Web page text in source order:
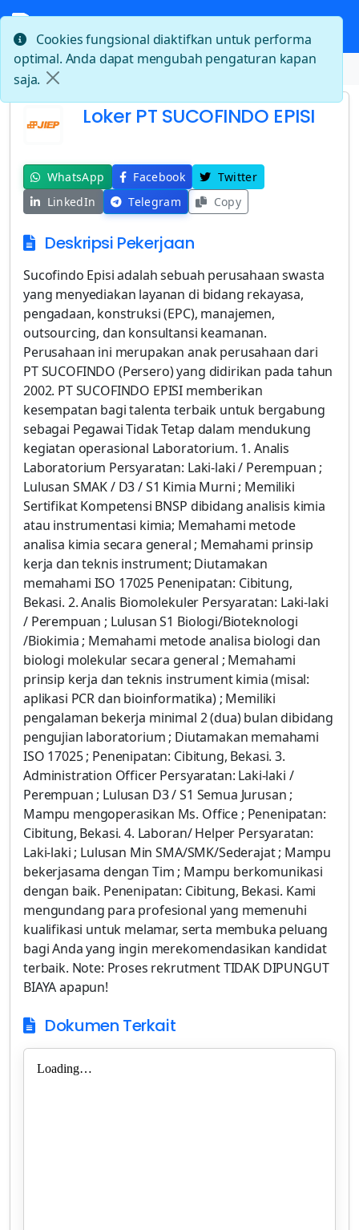
Beranda Loker PT SUCOFINDO EPISI
Loker PT SUCOFINDO EPISI
WhatsApp Facebook
Twitter
LinkedIn
Telegram Copy
Deskripsi Pekerjaan
Sucofindo Episi adalah sebuah perusahaan swasta
yang menyediakan layanan di bidang rekayasa,
pengadaan, konstruksi (EPC), manajemen,
outsourcing, dan konsultansi keamanan.
Perusahaan ini merupakan anak perusahaan dari
PT SUCOFINDO (Persero) yang didirikan pada tahun
2002. PT SUCOFINDO EPISI memberikan
kesempatan bagi talenta terbaik untuk bergabung
sebagai Pegawai Tidak Tetap dalam mendukung
kegiatan operasional Laboratorium. 1. Analis
Laboratorium Persyaratan: Laki-laki / Perempuan ;
Lulusan SMAK / D3 / S1 Kimia Murni ; Memiliki
Sertifikat Kompetensi BNSP dibidang analisis kimia
atau instrumentasi kimia; Memahami metode
analisa kimia secara general ; Memahami prinsip
kerja dan teknis instrument; Diutamakan
memahami ISO 17025 Penenipatan: Cibitung,
Bekasi. 2. Analis Biomolekuler Persyaratan: Laki-laki
/ Perempuan ; Lulusan S1 Biologi/Bioteknologi
/Biokimia ; Memahami metode analisa biologi dan
biologi molekular secara general ; Memahami
prinsip kerja dan teknis instrument kimia (misal:
aplikasi PCR dan bioinformatika) ; Memiliki
pengalaman bekerja minimal 2 (dua) bulan dibidang
pengujian laboratorium ; Diutamakan memahami
ISO 17025 ; Penenipatan: Cibitung, Bekasi. 3.
Administration Officer Persyaratan: Laki-laki /
Perempuan ; Lulusan D3 / S1 Semua Jurusan ;
Mampu mengoperasikan Ms. Office ; Penenipatan:
Cibitung, Bekasi. 4. Laboran/ Helper Persyaratan:
Laki-laki ; Lulusan Min SMA/SMK/Sederajat ; Mampu
bekerjasama dengan Tim ; Mampu berkomunikasi
dengan baik. Penenipatan: Cibitung, Bekasi. Kami
mengundang para profesional yang memenuhi
kualifikasi untuk melamar, serta membuka peluang
bagi Anda yang ingin merekomendasikan kandidat
terbaik. Note: Proses rekrutment TIDAK DIPUNGUT
BIAYA apapun!
Dokumen Terkait
Cookies fungsional diaktifkan untuk performa
optimal. Anda dapat mengubah pengaturan kapan
saja.